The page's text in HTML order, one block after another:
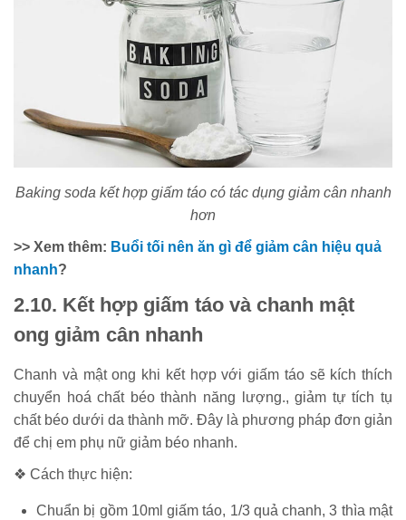
Baking soda kết hợp giấm táo có tác dụng giảm cân nhanh
hơn
>> Xem thêm: Buổi tối nên ăn gì để giảm cân hiệu quả
nhanh?
2.10. Kết hợp giấm táo và chanh mật
ong giảm cân nhanh
Chanh và mật ong khi kết hợp với giấm táo sẽ kích thích
chuyển hoá chất béo thành năng lượng., giảm tự tích tụ
chất béo dưới da thành mỡ. Đây là phương pháp đơn giản
để chị em phụ nữ giảm béo nhanh.
❖ Cách thực hiện:
Chuẩn bị gồm 10ml giấm táo, 1/3 quả chanh, 3 thìa mật